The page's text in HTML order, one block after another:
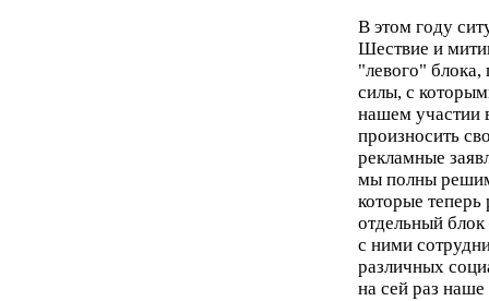
В этом году
Шествие и
"левого" блока,
силы, с
нашем участии
произносить
рекламные
мы полны
которые
отдельный блок
с ними
различных
на сей раз